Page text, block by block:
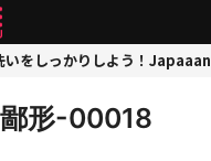
いをしっかりしよう！Japaaan
形-00018